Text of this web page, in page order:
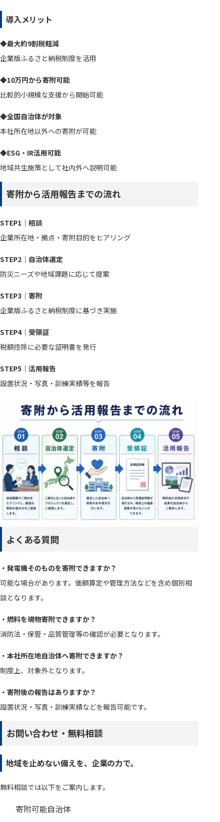
導入メリット
◆最大約9割税軽減
企業版ふるさと納税制度を活用
◆10万円から寄附可能
比較的小規模な支援から開始可能
◆全国自治体が対象
本社所在地以外への寄附が可能
◆ESG・IR活用可能
地域共生施策として社内外へ説明可能
寄附から活用報告までの流れ
STEP1｜相談
企業所在地・拠点・寄附目的をヒアリング
STEP2｜自治体選定
防災ニーズや地域課題に応じて提案
STEP3｜寄附
企業版ふるさと納税制度に基づき実施
STEP4｜受領証
税額控除に必要な証明書を発行
STEP5｜活用報告
設置状況・写真・訓練実績等を報告
よくある質問
・発電機そのものを寄附できますか？
可能な場合があります。価額算定や管理方法などを含め個別相
談となります。
・燃料を現物寄附できますか？
消防法・保管・品質管理等の確認が必要となります。
・本社所在地自治体へ寄附できますか？
制度上、対象外となります。
・寄附後の報告はありますか？
設置状況・写真・訓練実績などを報告可能です。
お問い合わせ・無料相談
地域を止めない備えを、企業の力で。
無料相談では以下をご案内します。
寄附可能自治体